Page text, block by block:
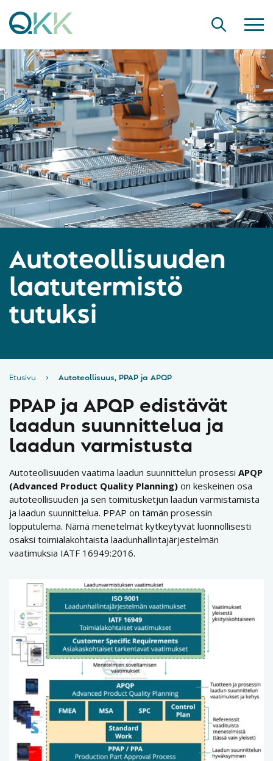
Autoteollisuuden
laatutermistö
tutuksi
Etusivu › Autoteollisuus, PPAP ja APQP
PPAP ja APQP edistävät
laadun suunnittelua ja
laadun varmistusta
Autoteollisuuden vaatima laadun suunnittelun prosessi APQP
(Advanced Product Quality Planning) on keskeinen osa
autoteollisuuden ja sen toimitusketjun laadun varmistamista
ja laadun suunnittelua. PPAP on tämän prosessin
lopputulema. Nämä menetelmät kytkeytyvät luonnollisesti
osaksi toimialakohtaista laadunhallintajärjestelmän
vaatimuksia IATF 16949:2016.